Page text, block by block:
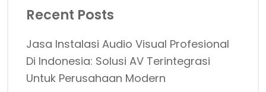
Recent Posts
Jasa Instalasi Audio Visual Profesional
Di Indonesia: Solusi AV Terintegrasi
Untuk Perusahaan Modern